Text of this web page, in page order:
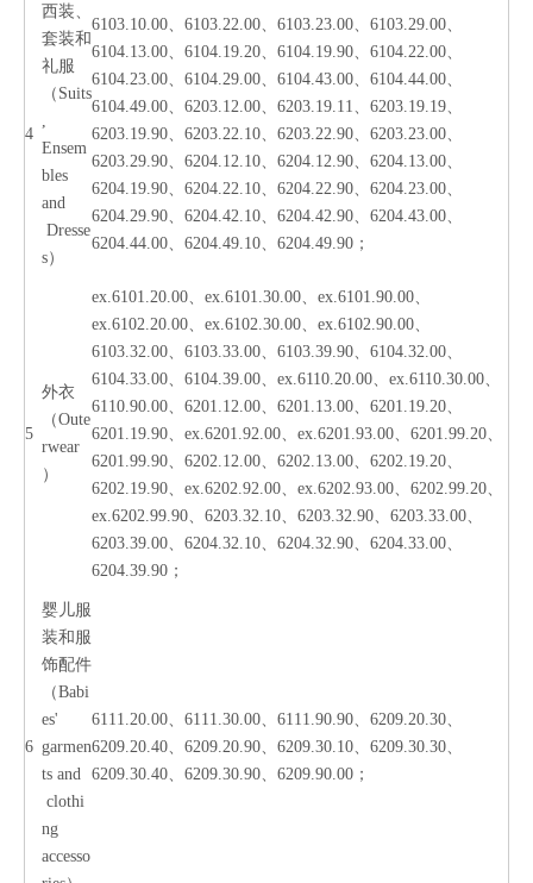
4
西装、
套装和
礼服
（Suits
Ensem
bles
and
Dresse
s）
6103.10.00、6103.22.00、6103.23.00、6103.29.00、
6104.13.00、6104.19.20、6104.19.90、6104.22.00、
6104.23.00、6104.29.00、6104.43.00、6104.44.00、
6104.49.00、6203.12.00、6203.19.11、6203.19.19、
6203.19.90、6203.22.10、6203.22.90、6203.23.00、
6203.29.90、6204.12.10、6204.12.90、6204.13.00、
6204.19.90、6204.22.10、6204.22.90、6204.23.00、
6204.29.90、6204.42.10、6204.42.90、6204.43.00、
6204.44.00、6204.49.10、6204.49.90；
5
外衣
（Oute
rwear
）
ex.6101.20.00、ex.6101.30.00、ex.6101.90.00、
ex.6102.20.00、ex.6102.30.00、ex.6102.90.00、
6103.32.00、6103.33.00、6103.39.90、6104.32.00、
6104.33.00、6104.39.00、ex.6110.20.00、ex.6110.30.00、
6110.90.00、6201.12.00、6201.13.00、6201.19.20、
6201.19.90、ex.6201.92.00、ex.6201.93.00、6201.99.20、
6201.99.90、6202.12.00、6202.13.00、6202.19.20、
6202.19.90、ex.6202.92.00、ex.6202.93.00、6202.99.20、
ex.6202.99.90、6203.32.10、6203.32.90、6203.33.00、
6203.39.00、6204.32.10、6204.32.90、6204.33.00、
6204.39.90；
6
婴儿服
装和服
饰配件
（Babi
es'
garmen
ts and
clothi
ng
accesso
6111.20.00、6111.30.00、6111.90.90、6209.20.30、
6209.20.40、6209.20.90、6209.30.10、6209.30.30、
6209.30.40、6209.30.90、6209.90.00；